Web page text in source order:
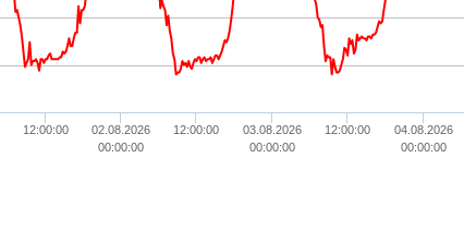
12:00:00
02.08.2026
00:00:00
12:00:00
03.08.2026
00:00:00
12:00:00
04.08.2026
00:00:00